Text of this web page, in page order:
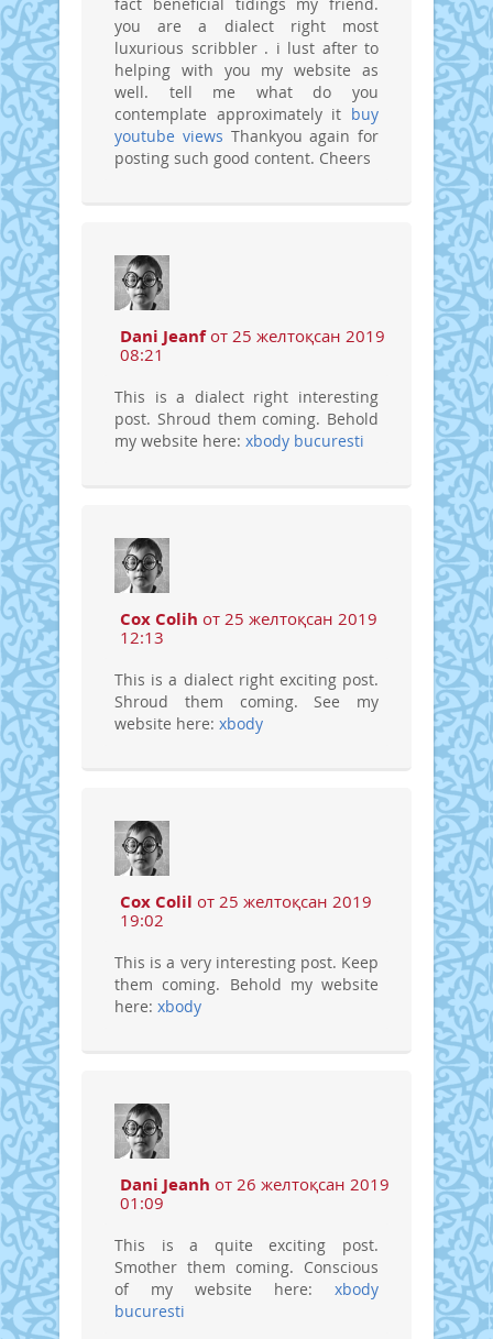
you are a dialect right most
luxurious scribbler . i lust after to
helping with you my website as
well. tell me what do you
contemplate approximately it buy
youtube views Thankyou again for
posting such good content. Cheers
Dani Jeanfот 25 желтоқсан 2019
08:21
This is a dialect right interesting
post. Shroud them coming. Behold
my website here: xbody bucuresti
Cox Colih от 25 желтоқсан 2019
12:13
This is a dialect right exciting post.
Shroud them coming. See my
website here: xbody
Cox Colil от 25 желтоқсан 2019
19:02
This is a very interesting post. Keep
them coming. Behold my website
here: xbody
Dani Jeanh от 26 желтоқсан 2019
01:09
This is a quite exciting post.
Smother them coming. Conscious
of my website here: xbody
bucuresti